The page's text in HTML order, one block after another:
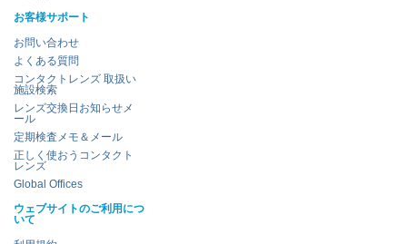
お客様サポート
お問い合わせ
よくある質問
コンタクトレンズ 取扱い
施設検索
レンズ交換日お知らせメ
ール
定期検査メモ＆メール
正しく使おうコンタクト
レンズ
Global Offices
ウェブサイトのご利用につ
いて